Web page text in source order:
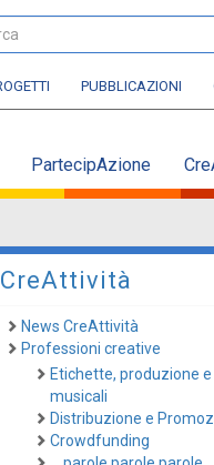
PUBBLICAZIONI
PartecipAzione
CreAttività
News CreAttività
Professioni creative
Etichette, produzione
musicali
Distribuzione e
Crowdfunding